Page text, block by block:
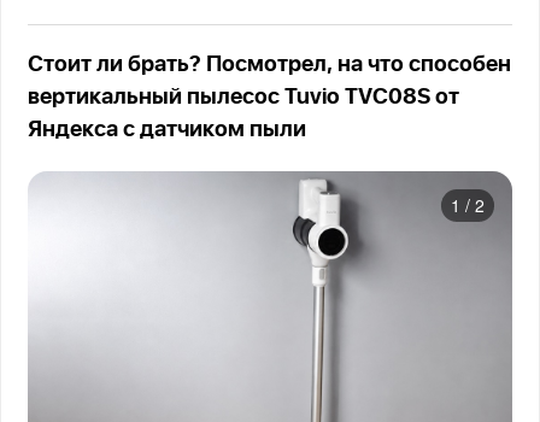
Стоит ли брать? Посмотрел, на что способен
вертикальный пылесос Tuvio TVC08S от
Яндекса с датчиком пыли
1 / 2